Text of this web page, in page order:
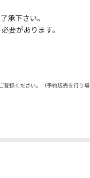
承下さい。
要があります。
録ください。（予約販売を行う